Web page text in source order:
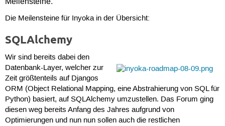
Die Meilensteine für Inyoka in der Übersicht:
SQLAlchemy
Wir sind bereits dabei den
Datenbank-Layer, welcher zur
Zeit größtenteils auf Djangos
ORM (Object Relational Mapping, eine Abstrahierung von SQL für
Python) basiert, auf SQLAlchemy umzustellen. Das Forum ging
diesen weg bereits Anfang des Jahres aufgrund von
Optimierungen und nun nun sollen auch die restlichen